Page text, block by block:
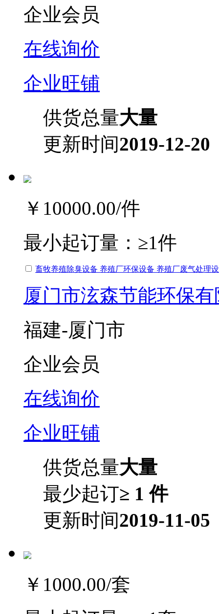
企业会员
在线询价
企业旺铺
供货总量大量
更新时间2019-12-20
￥10000.00/件
最小起订量： ≥1件
畜牧养殖除臭设备 养殖厂环保设备 养殖厂废气处理
厦门市泫森节能环保
福建-厦门市
企业会员
在线询价
企业旺铺
供货总量大量
最少起订≥ 1 件
更新时间2019-11-05
￥1000.00/套